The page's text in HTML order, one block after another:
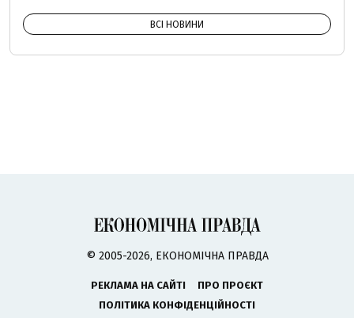
ВСІ НОВИНИ
© 2005-2026, ЕКОНОМІЧНА ПРАВДА
РЕКЛАМА НА САЙТІ
ПРО ПРОЄКТ
ПОЛІТИКА КОНФІДЕНЦІЙНОСТІ